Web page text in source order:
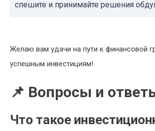
спешите и принимайте решения
Желаю вам удачи на пути к финансовой
успешным инвестициям!
📌 Вопросы и
Что такое